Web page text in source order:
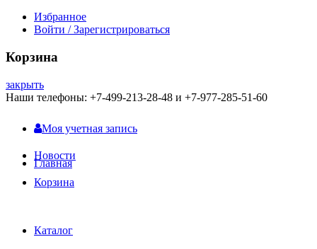
Избранное
Войти / Зарегистрироваться
Корзина
закрыть
Наши телефоны: +7-499-213-28-48 и +7-977-285-51-60
Моя учетная запись
Новости
Корзина
Главная
Каталог